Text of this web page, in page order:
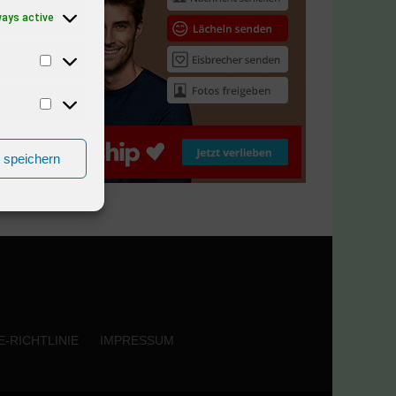
active
speichern
RICHTLINIE IMPRESSUM